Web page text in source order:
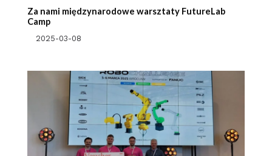
Za nami międzynarodowe warsztaty FutureLab
Camp
2025-03-08